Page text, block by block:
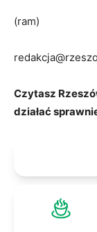
(ram)
Czytasz
działać